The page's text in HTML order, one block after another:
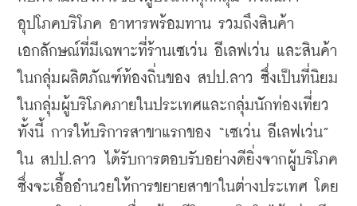
อุปโภคบริโภค อาหารพร้อมทาน รวมถึงสินค้า
เอกลักษณ์ที่มีเฉพาะที่ร้านเซเว่น อีเลฟเว่น และสินค้า
ในกลุ่มผลิตภัณฑ์ท้องถิ่นของ สปป.ลาว ซึ่งเป็นที่นิยม
ในกลุ่มผู้บริโภคภายในประเทศและกลุ่มนักท่องเที่ยว
ทั้งนี้ การให้บริการสาขาแรกของ “เซเว่น อีเลฟเว่น”
ใน สปป.ลาว ได้รับการตอบรับอย่างดียิ่งจากผู้บริโภค
ซึ่งจะเอื้ออำนวยให้การขยายสาขาในต่างประเทศ โดย